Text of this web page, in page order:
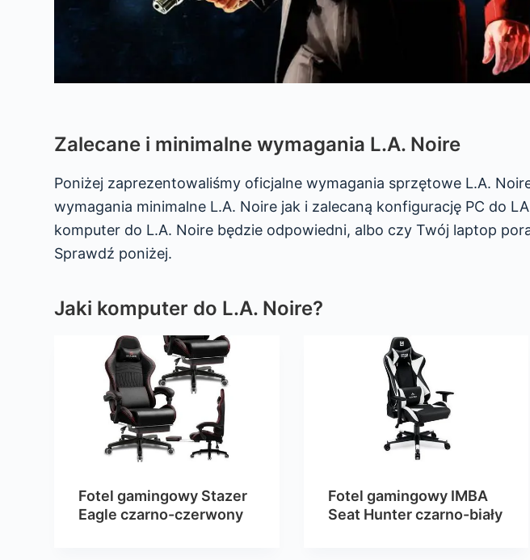
Zalecane i minimalne wymagania L.A. Noire
Poniżej zaprezentowaliśmy oficjalne wymagania sprzętowe L.A.
wymagania minimalne L.A. Noire jak i zalecaną konfigurację PC do
komputer do L.A. Noire będzie odpowiedni, albo czy Twój laptop
Sprawdź poniżej.
Jaki komputer do L.A. Noire?
Fotel gamingowy Stazer
Eagle czarno-czerwony
Fotel gamingowy IMBA
Seat Hunter czarno-biały